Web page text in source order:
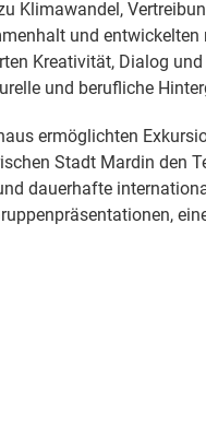
Klimawandel,
und entwickelten
Kreativität, Dialog und
und berufliche
ermöglichten
Stadt Mardin den
dauerhafte